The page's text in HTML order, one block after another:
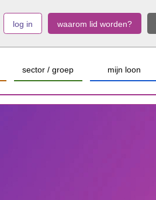
waarom lid worden?
log in
mijn loon
sector / groep